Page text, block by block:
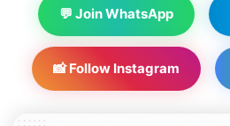
💬 Join WhatsApp
📸 Follow Instagram